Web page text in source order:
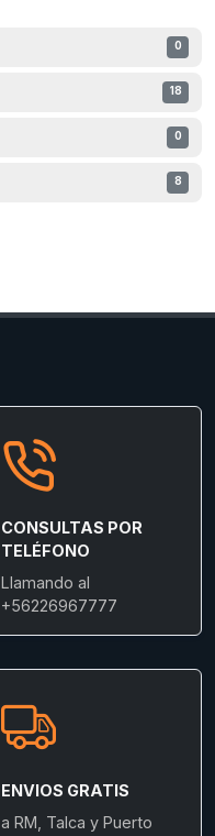
0
18
0
8
CONSULTAS POR
TELÉFONO
Llamando al
+56226967777
ENVIOS GRATIS
a RM, Talca y Puerto